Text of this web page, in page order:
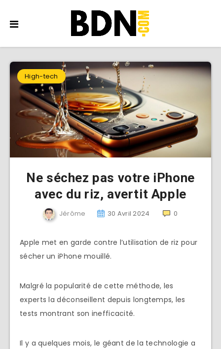
High-tech
Ne séchez pas votre iPhone
avec du riz, avertit Apple
Jérôme 30 Avril 2024 0
Apple met en garde contre l’utilisation de riz pour
sécher un iPhone mouillé.
Malgré la popularité de cette méthode, les
experts la déconseillent depuis longtemps, les
tests montrant son inefficacité.
Il y a quelques mois, le géant de la technologie a